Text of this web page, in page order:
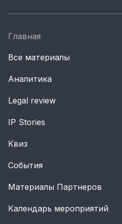
Смотрите нас в соцсетях
Главная
Все материалы
Аналитика
Legal review
IP Stories
Квиз
События
Материалы Партнеров
Календарь мероприятий